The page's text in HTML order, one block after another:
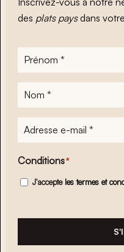
des plats paysdans
Prénom
Nom
Adresse
e-
mail*
Conditions*
J'accepte les termes et